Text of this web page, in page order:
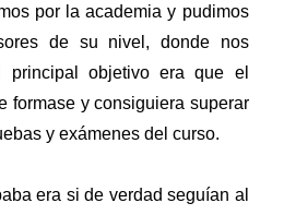
por la academia y pudimos
de su nivel, donde nos
objetivo era que el
formase y consiguiera superar
y exámenes del curso.
era si de verdad seguían al